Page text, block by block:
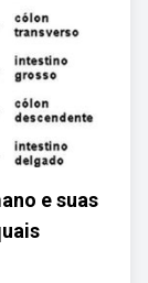
e suas